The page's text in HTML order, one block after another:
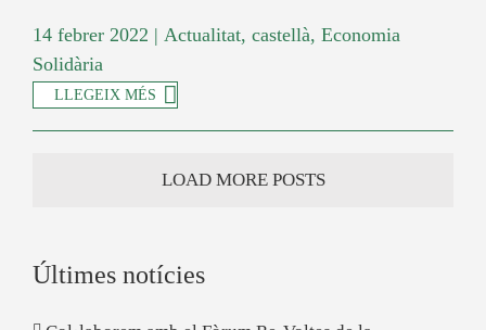
14 febrer 2022 | Actualitat, castellà, Economia
Solidària
LLEGEIX MÉS
LOAD MORE POSTS
Últimes notícies